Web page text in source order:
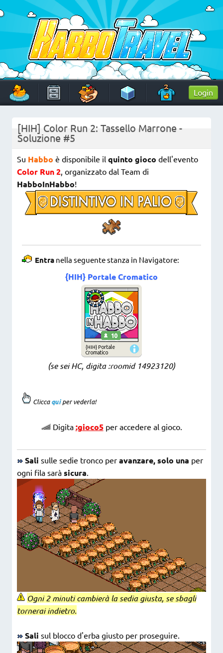
to
content
HabboTravel
Un viaggio di pixel!
Login
[HIH] Color Run 2: Tassello Marrone -
Soluzione #5
Su Habbo è disponibile il quinto gioco dell'evento
Color Run 2, organizzato dal Team di
HabboInHabbo!
Entra nella seguente stanza in Navigatore:
{HIH} Portale Cromatico
(se sei HC, digita :roomid 14923120)
Cliccaquiper vederla!
Digita :gioco5per accedere al gioco.
Sali sulle sedie tronco per avanzare, solo una per
ogni fila sarà sicura.
Ogni 2 minuti cambierà la sedia giusta, se sbagli
tornerai indietro.
Sali sul blocco d'erba giusto per proseguire.